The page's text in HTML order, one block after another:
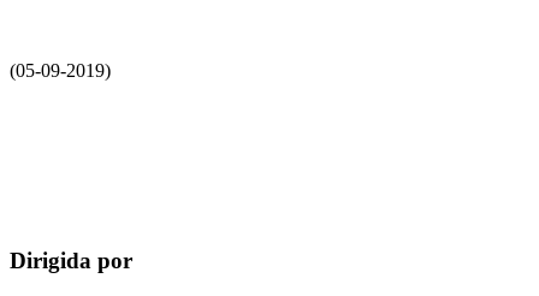
(05-09-2019)
Dirigida por